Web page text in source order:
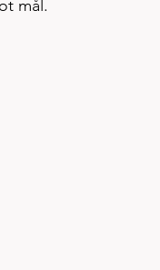
mål.